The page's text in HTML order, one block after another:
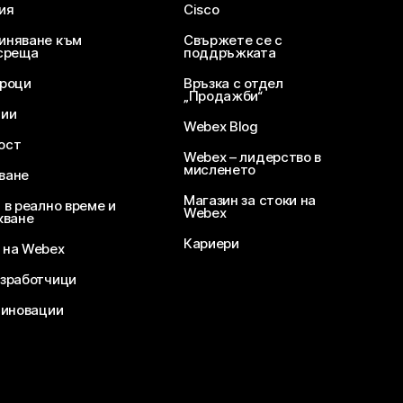
към
реално време и
Webex
Cisco
Свържете се с
поддръжката
Връзка с отдел
„Продажби“
Webex Blog
Webex – лидерство в
мисленето
Магазин за стоки на
Webex
Кариери